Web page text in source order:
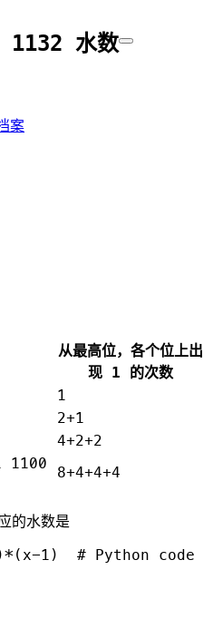
1132 水数
案
从最高位，各个位上出
现 1 的次数
1
2+1
4+2+2
1100
8+4+4+4
水数是